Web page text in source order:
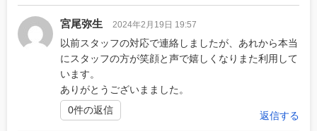
宮尾弥生 2024年2月19日 19:57
以前スタッフの対応で連絡しましたが、あれから本当
にスタッフの方が笑顔と声で嬉しくなりまた利用して
います。
ありがとうございまました。
返信する
0件の返信